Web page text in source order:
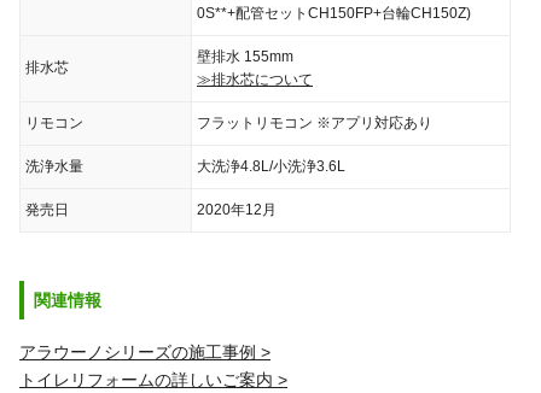
0S**+配管セットCH150FP+台輪CH150Z)
排水芯
壁排水 155mm
≫排水芯について
リモコン フラットリモコン ※アプリ対応あり
洗浄水量 大洗浄4.8L/小洗浄3.6L
発売日 2020年12月
関連情報
アラウーノシリーズの施工事例
トイレリフォームの詳しいご案内